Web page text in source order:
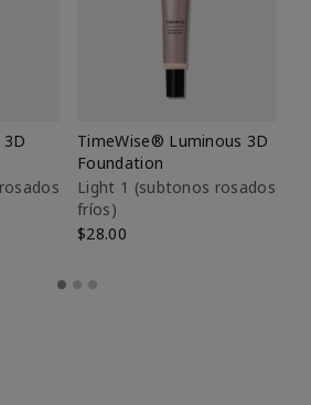
TimeWise® Luminous 3D
Foundation
Light 1​ (subtonos rosados
fríos)
$28.00